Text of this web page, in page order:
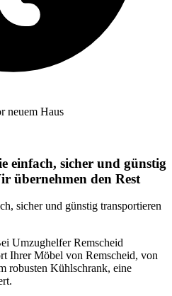
neuem Haus
einfach, sicher und günstig
übernehmen den Rest
sicher und günstig transportieren
Umzughelfer Remscheid
Ihrer Möbel von Remscheid, von
robusten Kühlschrank, eine